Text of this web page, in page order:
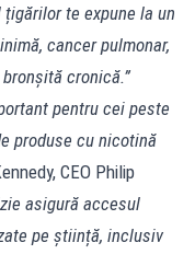
te expune la un
cancer pulmonar,
cronică.”
pentru cei peste
produse cu nicotină
CEO Philip
asigură accesul
pe știință, inclusiv